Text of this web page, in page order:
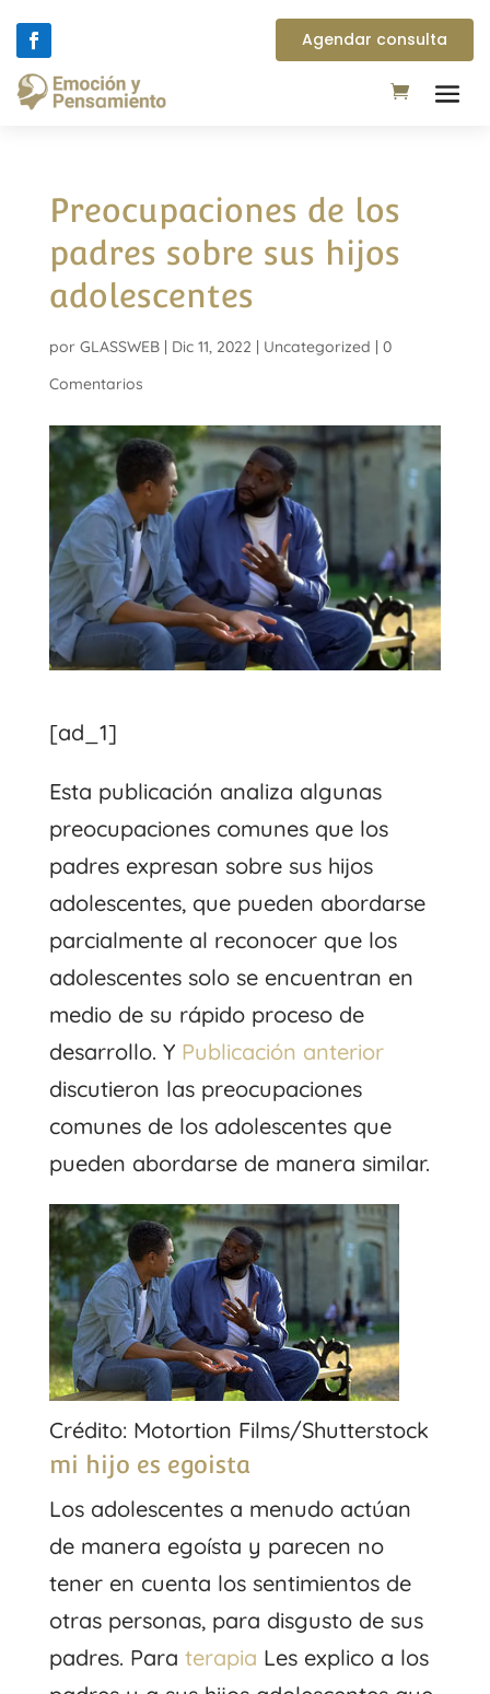
Agendar consulta
Preocupaciones de los
padres sobre sus hijos
adolescentes
por GLASSWEB| Dic 11, 2022 | Uncategorized | 0
Comentarios
[ad_1]
Esta publicación analiza algunas
preocupaciones comunes que los
padres expresan sobre sus hijos
adolescentes, que pueden abordarse
parcialmente al reconocer que los
adolescentes solo se encuentran en
medio de su rápido proceso de
desarrollo. Y Publicación anterior
discutieron las preocupaciones
comunes de los adolescentes que
pueden abordarse de manera similar.
Crédito: Motortion Films/Shutterstock
mi hijo es egoista
Los adolescentes a menudo actúan
de manera egoísta y parecen no
tener en cuenta los sentimientos de
otras personas, para disgusto de sus
padres. Para terapia Les explico a los